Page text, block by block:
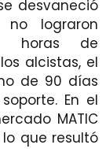
desvaneció
lograron
horas de
alcistas, el
de 90 días
En el
MATIC
que resultó